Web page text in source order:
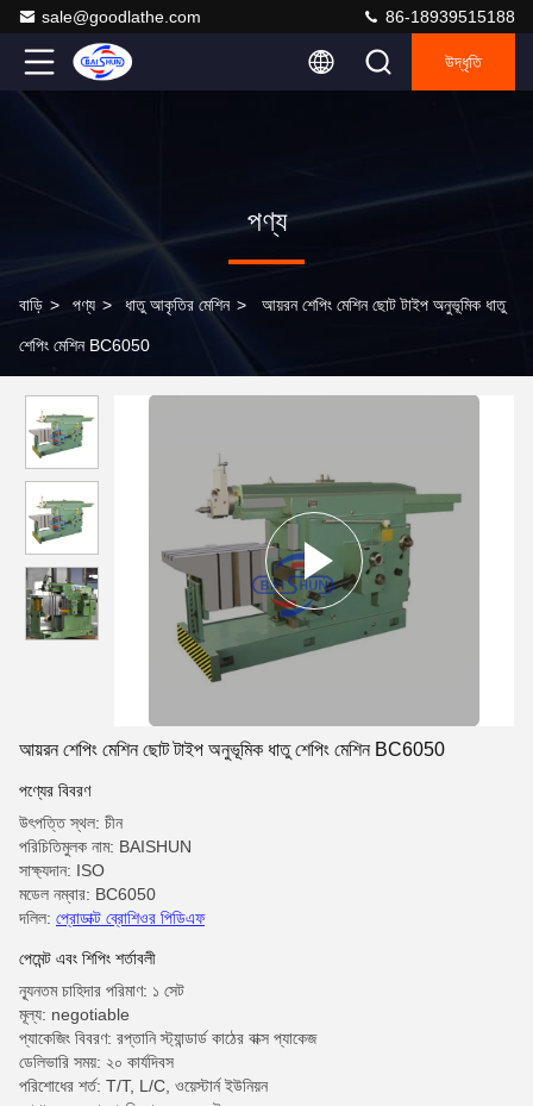
sale@goodlathe.com 86-18939515188
উদ্ধৃতি
পণ্য
বাড়ি > পণ্য > ধাতু আকৃতির মেশিন > আয়রন শেপিং মেশিন ছোট টাইপ অনুভূমিক ধাতু
শেপিং মেশিন BC6050
আয়রন শেপিং মেশিন ছোট টাইপ অনুভূমিক ধাতু শেপিং মেশিন BC6050
পণ্যের বিবরণ
উৎপত্তি স্থল: চীন
পরিচিতিমুলক নাম: BAISHUN
সাক্ষ্যদান: ISO
মডেল নম্বার: BC6050
দলিল: প্রোডাক্ট ব্রোশিওর পিডিএফ
পেমেন্ট এবং শিপিং শর্তাবলী
ন্যূনতম চাহিদার পরিমাণ: ১ সেট
মূল্য: negotiable
প্যাকেজিং বিবরণ: রপ্তানি স্ট্যান্ডার্ড কাঠের বাক্স প্যাকেজ
ডেলিভারি সময়: ২০ কার্যদিবস
পরিশোধের শর্ত: T/T, L/C, ওয়েস্টার্ন ইউনিয়ন